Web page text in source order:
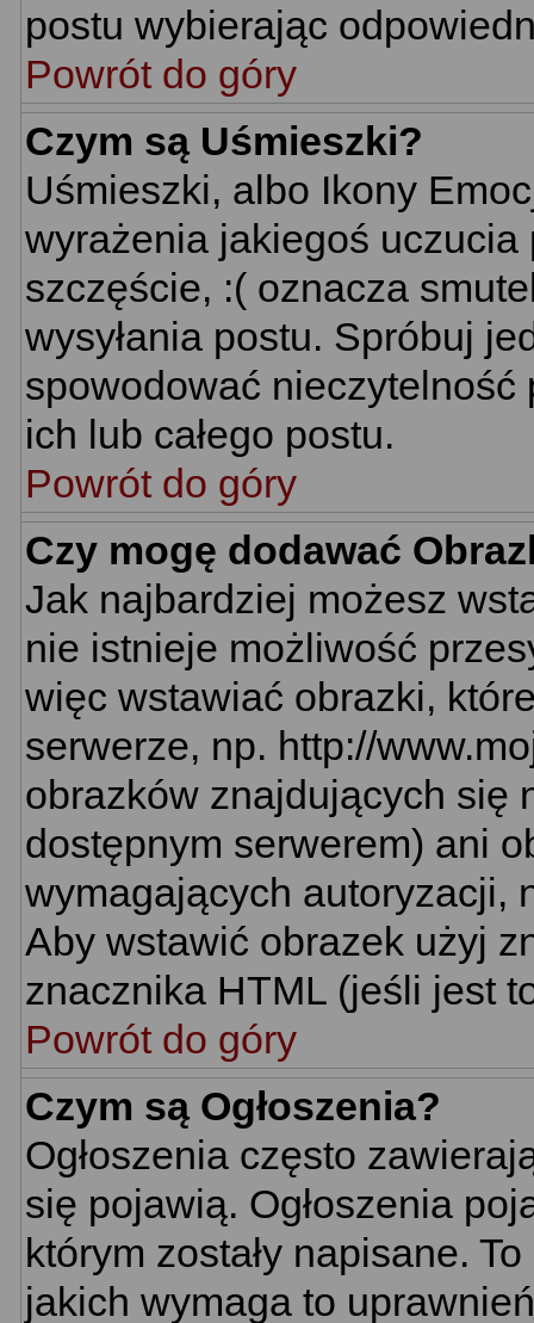
postu wybierając
Powrót do góry
Czym są Uśmieszki?
Uśmieszki, albo Ikony
wyrażenia jakiegoś
szczęście, :( oznacza
wysyłania postu. Spróbuj
spowodować
ich lub całego postu.
Powrót do góry
Czy mogę dodawać
Jak najbardziej możesz
nie istnieje możliwość
więc wstawiać obrazki,
serwerze, np. http://
obrazków znajdujących się
dostępnym serwerem) ani
wymagających autoryzacji,
Aby wstawić obrazek użyj
znacznika HTML (jeśli jest
Powrót do góry
Czym są Ogłoszenia?
Ogłoszenia często
się pojawią. Ogłoszenia
którym zostały napisane.
jakich wymaga to